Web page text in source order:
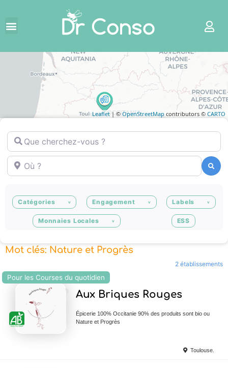
Leaflet| © OpenStreetMap contributors © CARTO
Que cherchez-vous ?
Où ?
Catégories Engagement Labels
Monnaies Locales ESS
Mot clés: Nature et Progrès
2 établissements
Pour les Courses du quotidien
Aux Briques Rouges
Épicerie 100% Occitanie 90% des produits sont bio ou
Nature et Progrès
Toulouse.